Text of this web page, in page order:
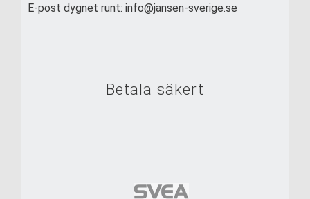
E-post dygnet runt: info@jansen-sverige.se
Betala säkert